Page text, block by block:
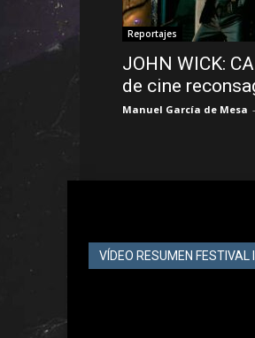
Reportajes
JOHN WICK:
de cine
Manuel García de Mesa -
VÍDEO RESUMEN